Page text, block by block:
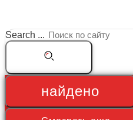
Search ...
найдено